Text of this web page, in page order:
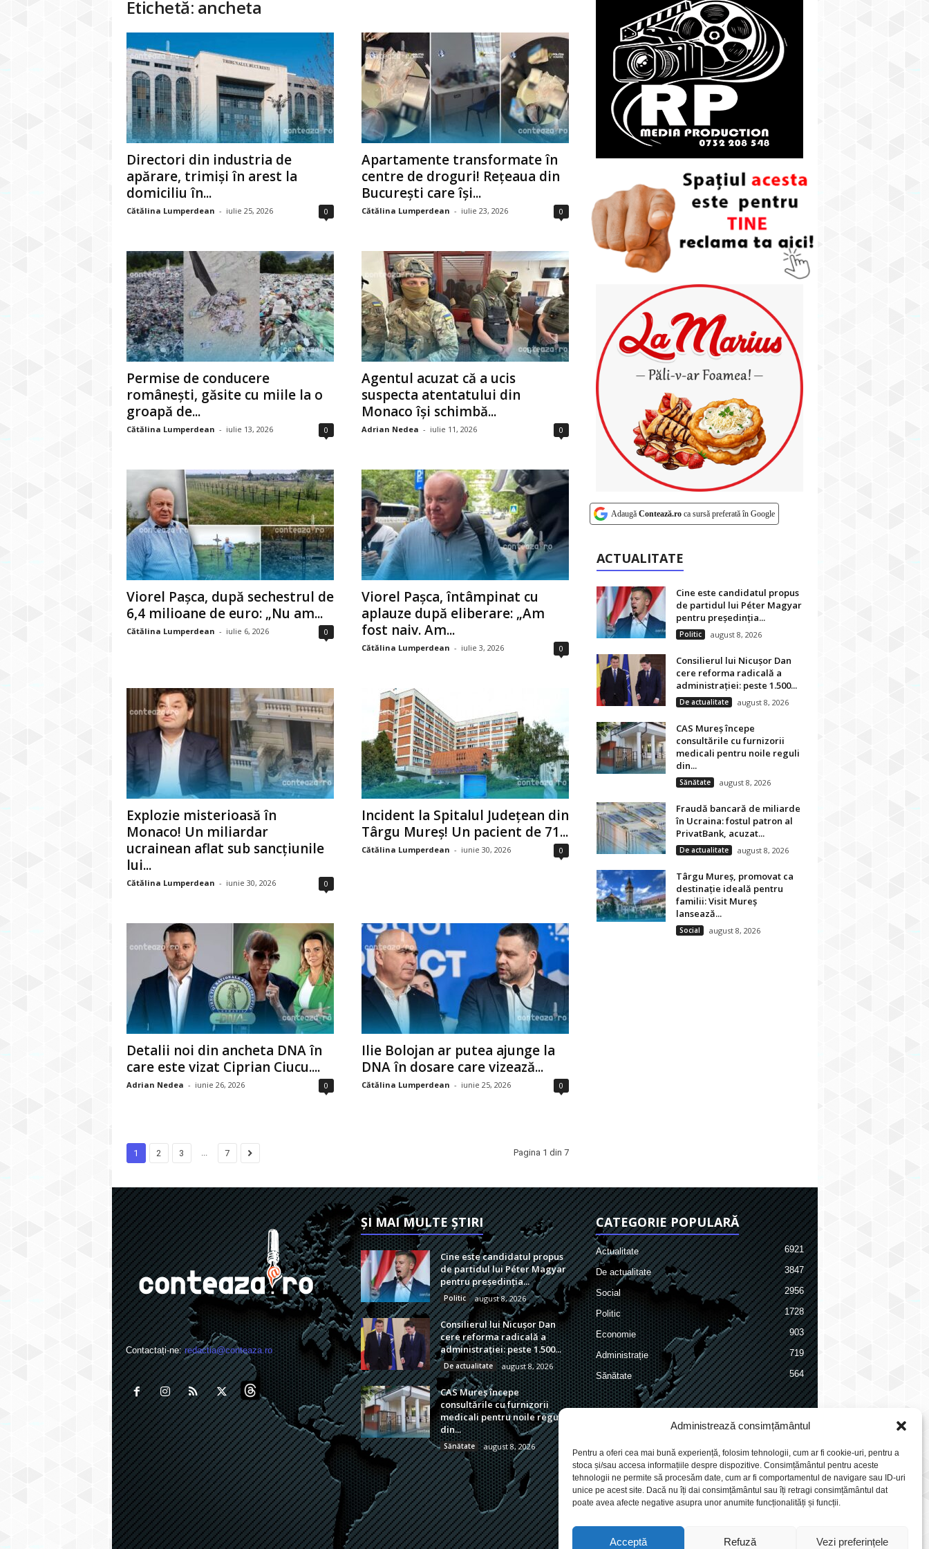
Administrează consimțământul
Pentru a oferi cea mai bună experiență, folosim tehnologii, cum ar fi cookie-uri, pentru a
stoca și/sau accesa informațiile despre dispozitive. Consimțământul pentru aceste
tehnologii ne permite să procesăm date, cum ar fi comportamentul de navigare sau ID-uri
unice pe acest site. Dacă nu îți dai consimțământul sau îți retragi consimțământul dat
poate avea afecte negative asupra unor anumite funcționalități și funcții.
Acceptă Refuză Vezi preferințele
Etichetă: ancheta
Directori din industria de
apărare, trimiși în arest la
domiciliu în...
Cătălina Lumperdean - iulie 25, 2026 0
Apartamente transformate în
centre de droguri! Rețeaua din
București care își...
Cătălina Lumperdean - iulie 23, 2026 0
Permise de conducere
românești, găsite cu miile la o
groapă de...
Cătălina Lumperdean - iulie 13, 2026 0
Agentul acuzat că a ucis
suspecta atentatului din
Monaco își schimbă...
Adrian Nedea - iulie 11, 2026 0
Viorel Pașca, după sechestrul de
6,4 milioane de euro: „Nu am...
Cătălina Lumperdean - iulie 6, 2026 0
Viorel Pașca, întâmpinat cu
aplauze după eliberare: „Am
fost naiv. Am...
Cătălina Lumperdean - iulie 3, 2026 0
Explozie misterioasă în
Monaco! Un miliardar
ucrainean aflat sub sancțiunile
lui...
Cătălina Lumperdean - iunie 30, 2026 0
Incident la Spitalul Județean din
Târgu Mureș! Un pacient de 71...
Cătălina Lumperdean - iunie 30, 2026 0
Detalii noi din ancheta DNA în
care este vizat Ciprian Ciucu....
Adrian Nedea - iunie 26, 2026 0
Ilie Bolojan ar putea ajunge la
DNA în dosare care vizează...
Cătălina Lumperdean - iunie 25, 2026 0
1 2 3 ... 7 Pagina 1 din 7
Adaugă Contează.roca sursă preferată în Google
ACTUALITATE
Cine este candidatul propus
de partidul lui Péter Magyar
pentru președinția...
Politic august 8, 2026
Consilierul lui Nicușor Dan
cere reforma radicală a
administrației: peste 1.500...
De actualitate august 8, 2026
CAS Mureș începe
consultările cu furnizorii
medicali pentru noile reguli
din...
Sănătate august 8, 2026
Fraudă bancară de miliarde
în Ucraina: fostul patron al
PrivatBank, acuzat...
De actualitate august 8, 2026
Târgu Mureș, promovat ca
destinație ideală pentru
familii: Visit Mureș
lansează...
Social august 8, 2026
Contactați-ne:redactia@conteaza.ro
ȘI MAI MULTE ȘTIRI
Cine este candidatul propus
de partidul lui Péter Magyar
pentru președinția...
Politic august 8, 2026
Consilierul lui Nicușor Dan
cere reforma radicală a
administrației: peste 1.500...
De actualitate august 8, 2026
CAS Mureș începe
consultările cu furnizorii
medicali pentru noile reguli
din...
Sănătate august 8, 2026
CATEGORIE POPULARĂ
Actualitate 6921
De actualitate 3847
Social 2956
Politic 1728
Economie 903
Administrație 719
Sănătate 564